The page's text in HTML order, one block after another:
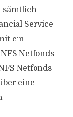
sämtlich
Service
ein
Netfonds
Netfonds
eine